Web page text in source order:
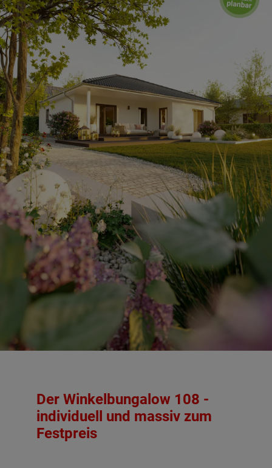
Der Winkelbungalow 108 -
individuell und massiv zum
Festpreis